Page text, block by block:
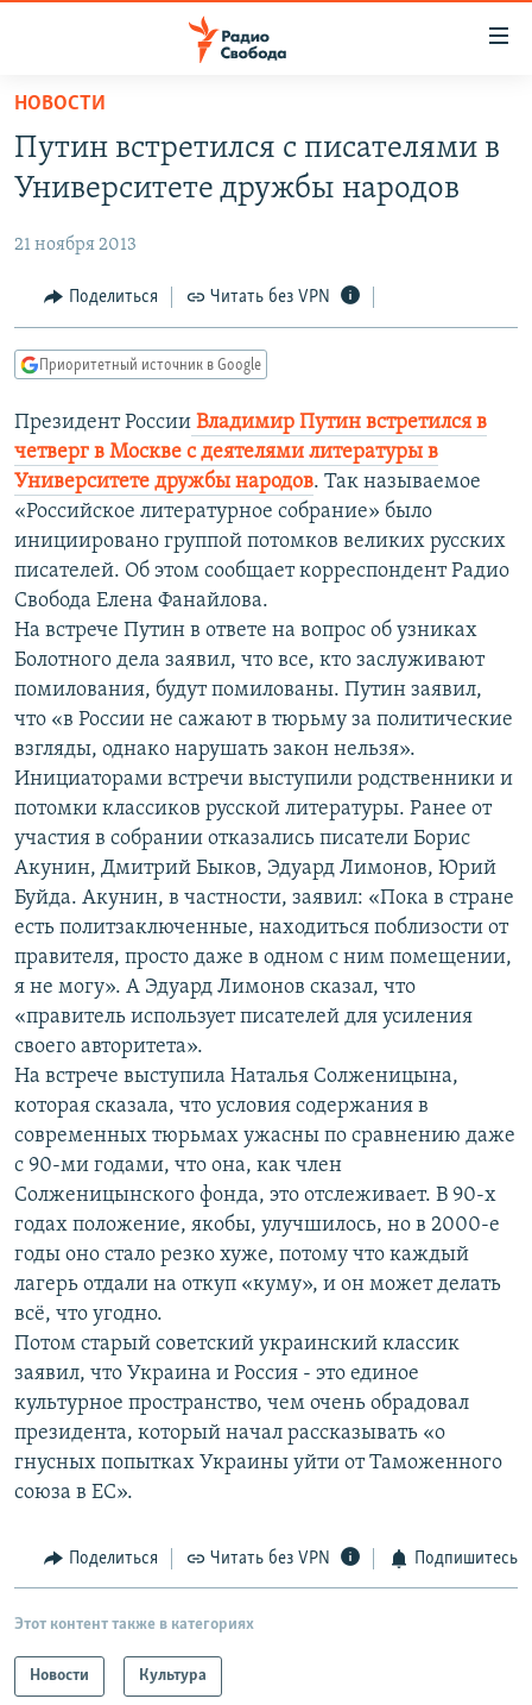
упрощенного
доступа
Вернуться
основному
Вернутся
главной
навигации
Вернутся
поиску
ПОДКАСТЫ
АВТОРСКИЕ ПРОЕКТЫ
ЦИТАТЫ СВОБОДЫ
МНЕНИЯ
IDEL.РЕАЛИИ
КАВКАЗ.РЕАЛИИ
СЕВЕР.РЕАЛИИ
СИБИРЬ.РЕАЛИИ
РАСПИСАНИЕ ВЕЩАНИЯ
ПОДПИШИТЕСЬ НА РАССЫЛКУ
СОЦИАЛЬНЫЕ СЕТИ
Все сайты РСЕ/РС
НОВОСТИ
Путин встретился с писателями в
Университете дружбы народов
21 ноября 2013
Поделиться Читать без VPN
Приоритетный источник в Google
Президент России Владимир Путин встретился в
четверг в Москве с деятелями литературы в
Университете дружбы народов. Так называемое
«Российское литературное собрание» было
инициировано группой потомков великих русских
писателей. Об этом сообщает корреспондент Радио
Свобода Елена Фанайлова.
На встрече Путин в ответе на вопрос об узниках
Болотного дела заявил, что все, кто заслуживают
помилования, будут помилованы. Путин заявил,
что «в России не сажают в тюрьму за политические
взгляды, однако нарушать закон нельзя».
Инициаторами встречи выступили родственники и
потомки классиков русской литературы. Ранее от
участия в собрании отказались писатели Борис
Акунин, Дмитрий Быков, Эдуард Лимонов, Юрий
Буйда. Акунин, в частности, заявил: «Пока в стране
есть политзаключенные, находиться поблизости от
правителя, просто даже в одном с ним помещении,
я не могу». А Эдуард Лимонов сказал, что
«правитель использует писателей для усиления
своего авторитета».
На встрече выступила Наталья Солженицына,
которая сказала, что условия содержания в
современных тюрьмах ужасны по сравнению даже
с 90-ми годами, что она, как член
Солженицынского фонда, это отслеживает. В 90-х
годах положение, якобы, улучшилось, но в 2000-е
годы оно стало резко хуже, потому что каждый
лагерь отдали на откуп «куму», и он может делать
всё, что угодно.
Потом старый советский украинский классик
заявил, что Украина и Россия - это единое
культурное пространство, чем очень обрадовал
президента, который начал рассказывать «о
гнусных попытках Украины уйти от Таможенного
союза в ЕС».
Поделиться Читать без VPN Подпишитесь
Этот контент также в категориях
Новости Культура